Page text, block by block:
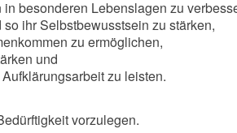
besonderen Lebenslagen zu
ihr Selbstbewusstsein zu stärken,
zu ermöglichen,
und
zu leisten.
vorzulegen.